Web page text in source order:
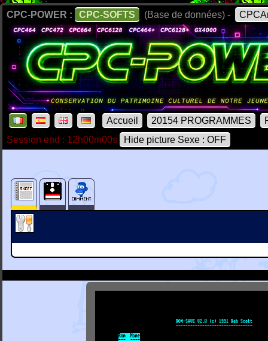
CPC-POWER : CPC-SOFTS (Base de données) -
Accueil 20154 PROGRAMMES
Session end : 12h00m00s
Hide picture Sexe : OFF